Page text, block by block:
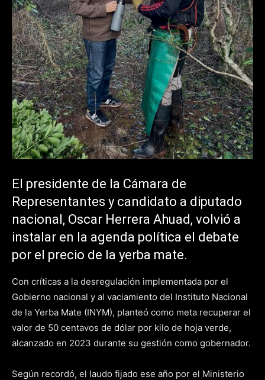
El presidente de la Cámara de
Representantes y candidato a diputado
nacional, Oscar Herrera Ahuad, volvió a
instalar en la agenda política el debate
por el precio de la yerba mate.
Con críticas a la desregulación implementada por el
Gobierno nacional y al vaciamiento del Instituto Nacional
de la Yerba Mate (INYM), planteó como meta recuperar el
valor de 50 centavos de dólar por kilo de hoja verde,
alcanzado en 2023 durante su gestión como gobernador.
Según recordó, el laudo fijado ese año por el Ministerio